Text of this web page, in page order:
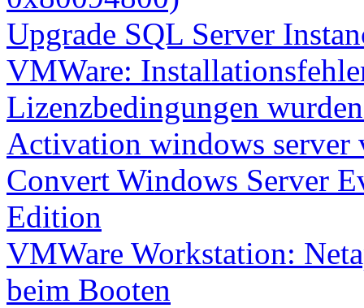
Upgrade SQL Server
VMWare:
Lizenzbedingungen
Activation windows server
Convert Windows Server
Edition
VMWare Workstation:
beim Booten